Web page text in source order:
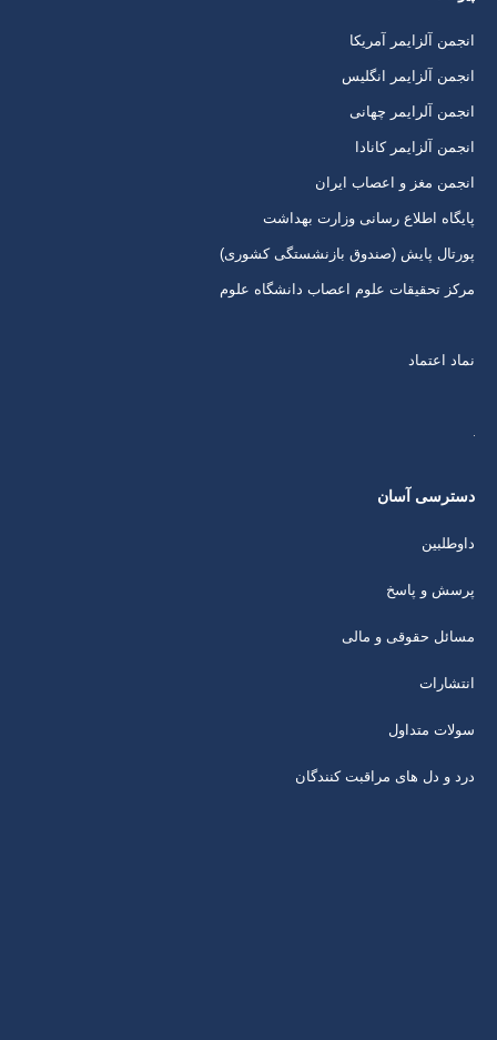
پنجره
جدید
پنجره
جدید
پنجره
جدید
پنجره
جدید
انجمن آلزایمر آمریکا
انجمن آلزایمر انگلیس
انجمن آلرایمر چهانی
انجمن آلزایمر کانادا
انجمن مغز و اعصاب ایران
پایگاه اطلاع رسانی وزارت بهداشت
پورتال پایش (صندوق بازنشستگی کشوری)
مرکز تحقیقات علوم اعصاب دانشگاه علوم
نماد اعتماد
دسترسی آسان
داوطلبین
پرسش و پاسخ
مسائل حقوقی و مالی
انتشارات
سولات متداول
درد و دل های مراقبت کنندگان